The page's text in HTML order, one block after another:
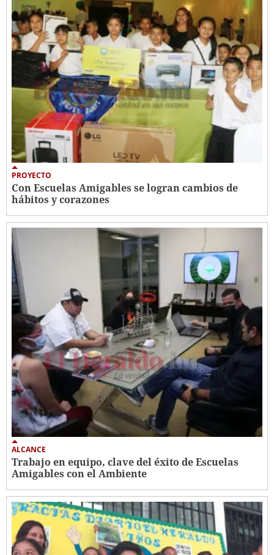
PROYECTO
Con Escuelas Amigables se logran cambios de
hábitos y corazones
ALCANCE
Trabajo en equipo, clave del éxito de Escuelas
Amigables con el Ambiente